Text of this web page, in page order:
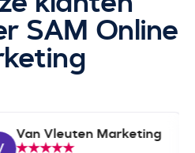
SAM Online
Van Vleuten Marketing